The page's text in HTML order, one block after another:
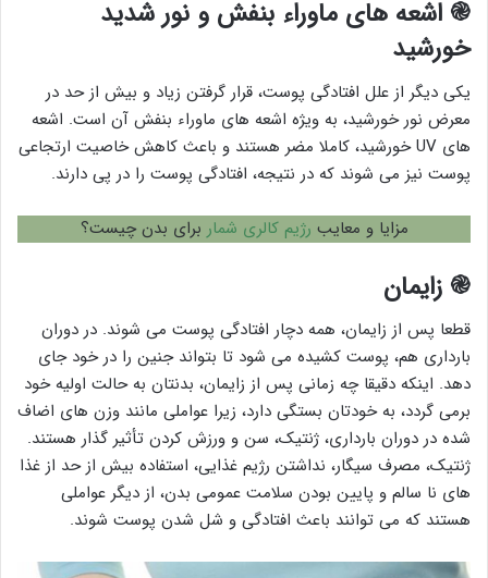
֎ اشعه های ماوراء بنفش و نور شدید
خورشید
یکی دیگر از علل افتادگی پوست، قرار گرفتن زیاد و بیش از حد در
معرض نور خورشید، به ویژه اشعه های ماوراء بنفش آن است. اشعه
های UV خورشید، کاملا مضر هستند و باعث کاهش خاصیت ارتجاعی
پوست نیز می شوند که در نتیجه، افتادگی پوست را در پی دارند.
مزایا و معایب رژیم کالری شمار برای بدن چیست؟
֎ زایمان
قطعا پس از زایمان، همه دچار افتادگی پوست می شوند. در دوران
بارداری هم، پوست کشیده می شود تا بتواند جنین را در خود جای
دهد. اینکه دقیقا چه زمانی پس از زایمان، بدنتان به حالت اولیه خود
برمی گردد، به خودتان بستگی دارد، زیرا عواملی مانند وزن های اضاف
شده در دوران بارداری، ژنتیک، سن و ورزش کردن تأثیر گذار هستند.
ژنتیک، مصرف سیگار، نداشتن رژیم غذایی، استفاده بیش از حد از غذا
های نا سالم و پایین بودن سلامت عمومی بدن، از دیگر عواملی
هستند که می توانند باعث افتادگی و شل شدن پوست شوند.